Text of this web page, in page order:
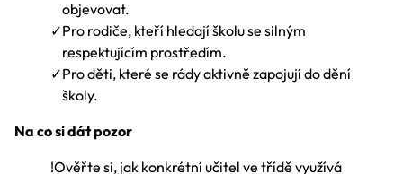
objevovat.
✓Pro rodiče, kteří hledají školu se silným
respektujícím prostředím.
✓Pro děti, které se rády aktivně zapojují do dění
školy.
Na co si dát pozor
!Ověřte si, jak konkrétní učitel ve třídě využívá